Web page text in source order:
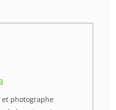
photographe